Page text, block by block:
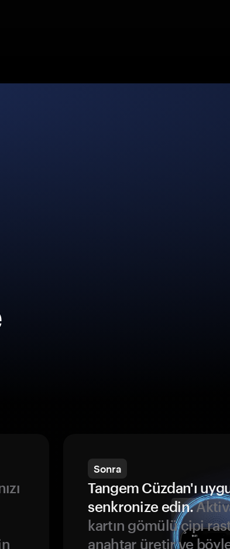
Sonra
Tangem Cüzdan'ı
senkronize edin.
kartın gömülü çipi
anahtar üretir ve